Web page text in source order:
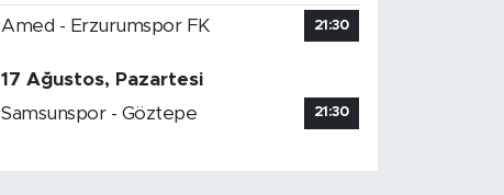
Amed - Erzurumspor FK 21:30
17 Ağustos, Pazartesi
Samsunspor - Göztepe
21:30